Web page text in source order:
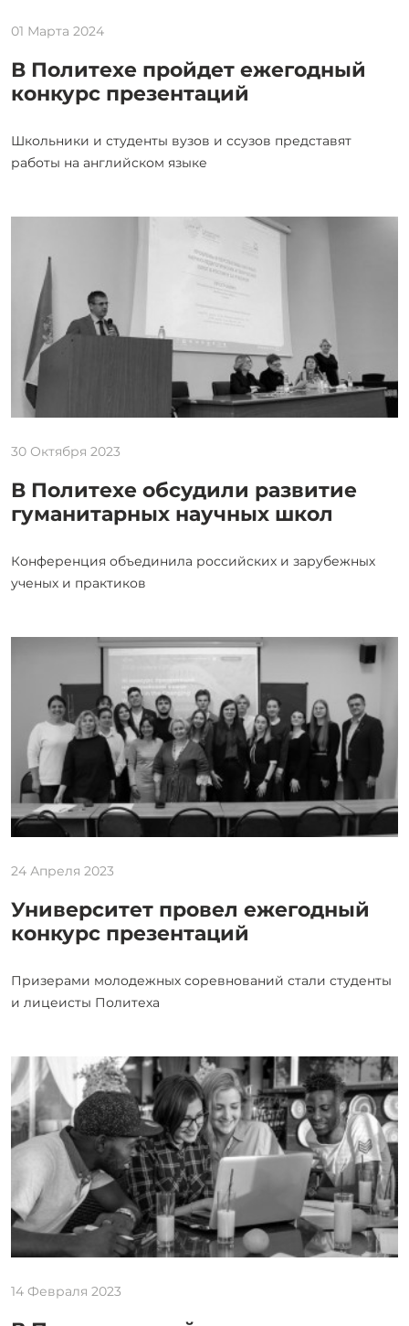
01 Марта 2024
В Политехе пройдет ежегодный
конкурс презентаций
Школьники и студенты вузов и ссузов представят
работы на английском языке
30 Октября 2023
В Политехе обсудили развитие
гуманитарных научных школ
Конференция объединила российских и зарубежных
ученых и практиков
24 Апреля 2023
Университет провел ежегодный
конкурс презентаций
Призерами молодежных соревнований стали студенты
и лицеисты Политеха
14 Февраля 2023